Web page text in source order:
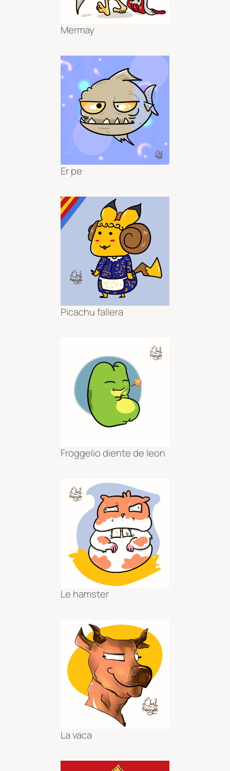
Mermay
Er pe
Picachu fallera
Froggelio diente de leon
Le hamster
La vaca